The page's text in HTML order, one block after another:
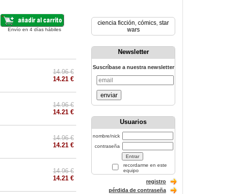
Envío en 4 días hábiles
14.96 €
14.21 €
14.96 €
14.21 €
14.96 €
14.21 €
14.96 €
14.21 €
ciencia ficción, cómics, star
wars
Newsletter
Suscríbase a nuestra newsletter
enviar
Usuarios
nombre/nick
contraseña
recordarme en este
equipo
registro
pérdida de contraseña